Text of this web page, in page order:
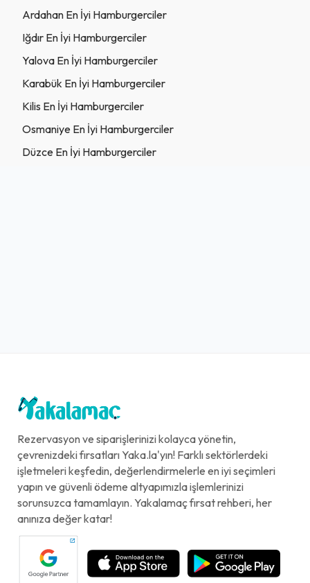
Ardahan En İyi Hamburgerciler
Iğdır En İyi Hamburgerciler
Yalova En İyi Hamburgerciler
Karabük En İyi Hamburgerciler
Kilis En İyi Hamburgerciler
Osmaniye En İyi Hamburgerciler
Düzce En İyi Hamburgerciler
Rezervasyon ve siparişlerinizi kolayca yönetin,
çevrenizdeki fırsatları Yaka.la'yın! Farklı sektörlerdeki
işletmeleri keşfedin, değerlendirmelerle en iyi seçimleri
yapın ve güvenli ödeme altyapımızla işlemlerinizi
sorunsuzca tamamlayın. Yakalamaç fırsat rehberi, her
anınıza değer katar!